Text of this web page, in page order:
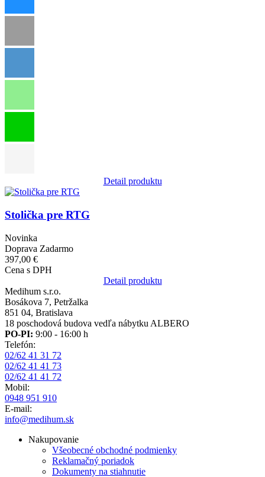
Detail produktu
Obrázok
Stolička pre RTG
Novinka
Doprava Zadarmo
397,00 €
Cena s DPH
Detail produktu
Medihum s.r.o.
Bosákova 7, Petržalka
851 04, Bratislava
18 poschodová budova vedľa nábytku ALBERO
PO-PI: 9:00 - 16:00 h
Telefón:
02/62 41 31 72
02/62 41 41 73
02/62 41 41 72
Mobil:
0948 951 910
E-mail:
info@medihum.sk
Nakupovanie
Všeobecné obchodné podmienky
Reklamačný poriadok
Dokumenty na stiahnutie